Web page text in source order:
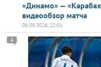
«Динамо» —
видеообзор матча
06.08.2026, 22:01
4